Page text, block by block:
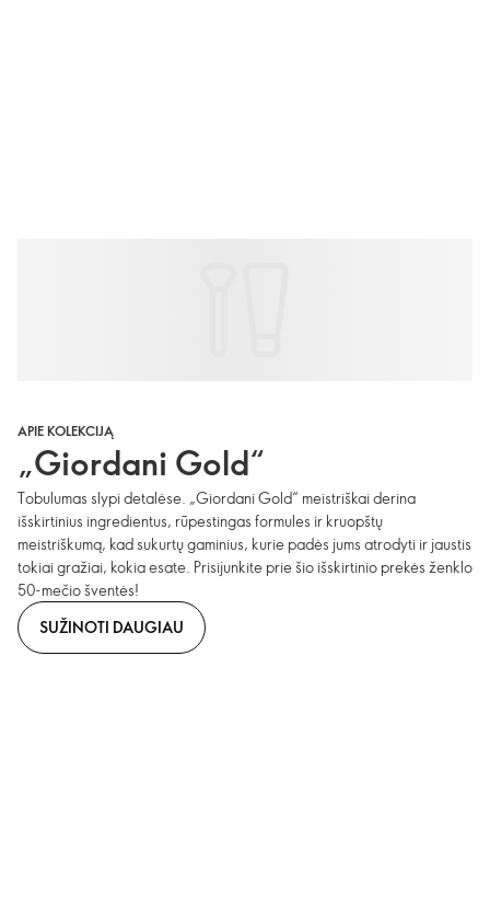
APIE KOLEKCIJĄ
„Giordani Gold“
Tobulumas slypi detalėse. „Giordani Gold“ meistriškai derina
išskirtinius ingredientus, rūpestingas formules ir kruopštų
meistriškumą, kad sukurtų gaminius, kurie padės jums atrodyti ir jaustis
tokiai gražiai, kokia esate. Prisijunkite prie šio išskirtinio prekės ženklo
50-mečio šventės!
SUŽINOTI DAUGIAU